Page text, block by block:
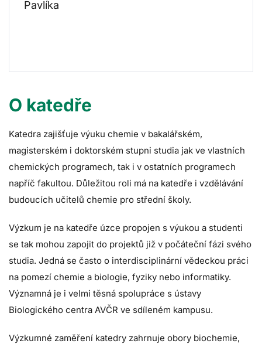
Pavlíka
O katedře
Katedra zajišťuje výuku chemie v bakalářském,
magisterském i doktorském stupni studia jak ve vlastních
chemických programech, tak i v ostatních programech
napříč fakultou. Důležitou roli má na katedře i vzdělávání
budoucích učitelů chemie pro střední školy.
Výzkum je na katedře úzce propojen s výukou a studenti
se tak mohou zapojit do projektů již v počáteční fázi svého
studia. Jedná se často o interdisciplinární vědeckou práci
na pomezí chemie a biologie, fyziky nebo informatiky.
Významná je i velmi těsná spolupráce s ústavy
Biologického centra AVČR ve sdíleném kampusu.
Výzkumné zaměření katedry zahrnuje obory biochemie,